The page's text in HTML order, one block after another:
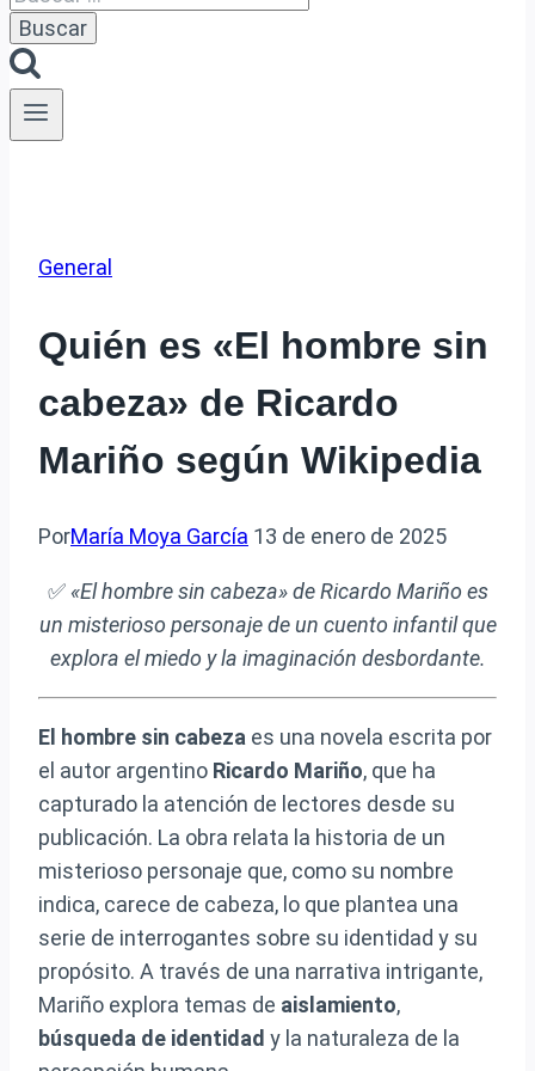
General
Quién es «El hombre sin
cabeza» de Ricardo
Mariño según Wikipedia
PorMaría Moya García 13 de enero de 2025
✅ «El hombre sin cabeza» de Ricardo Mariño es
un misterioso personaje de un cuento infantil que
explora el miedo y la imaginación desbordante.
El hombre sin cabeza es una novela escrita por
el autor argentino Ricardo Mariño, que ha
capturado la atención de lectores desde su
publicación. La obra relata la historia de un
misterioso personaje que, como su nombre
indica, carece de cabeza, lo que plantea una
serie de interrogantes sobre su identidad y su
propósito. A través de una narrativa intrigante,
Mariño explora temas de aislamiento,
búsqueda de identidad y la naturaleza de la